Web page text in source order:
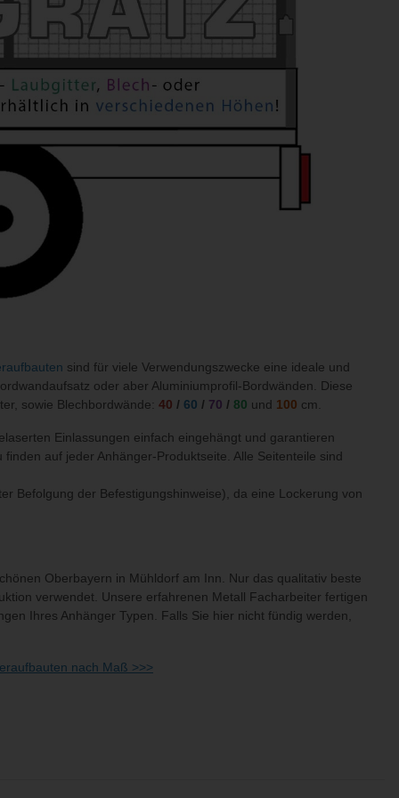
sind für viele Verwendungszwecke eine ideale und
oder aber Aluminiumprofil-Bordwänden. Diese
sowie Blechbordwände: 40 / 60 / 70 / 80 und 100 cm.
Einlassungen einfach eingehängt und garantieren
auf jeder Anhänger-Produktseite. Alle Seitenteile sind
Befolgung der Befestigungshinweise), da eine Lockerung von
Oberbayern in Mühldorf am Inn. Nur das qualitativ beste
verwendet. Unsere erfahrenen Metall Facharbeiter fertigen
Ihres Anhänger Typen. Falls Sie hier nicht fündig werden,
nach Maß >>>